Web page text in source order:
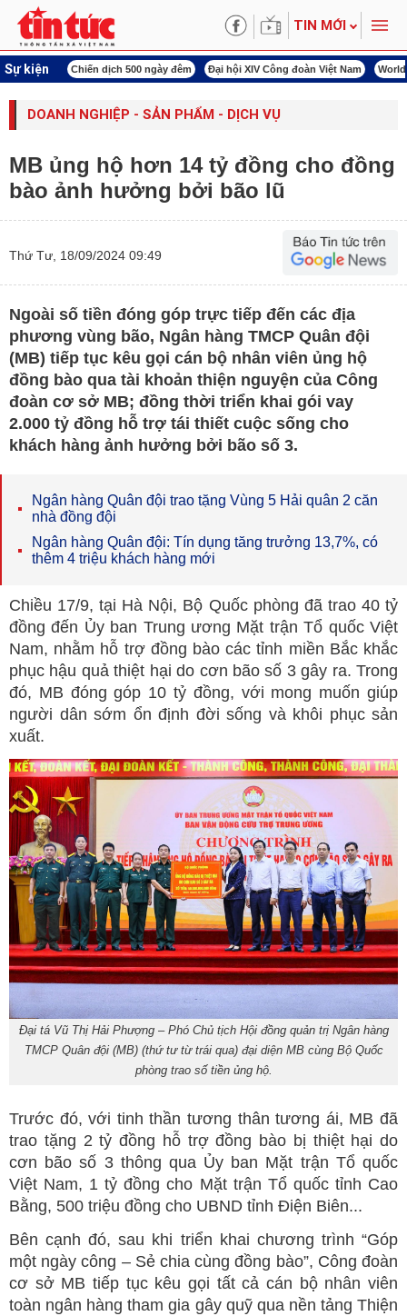
TIN MỚI
Sự kiện
mạng Chiến dịch 500 ngày đêm Đại hội XIV Công đoàn Việt Nam
DOANH NGHIỆP - SẢN PHẨM - DỊCH VỤ
MB ủng hộ hơn 14 tỷ đồng cho đồng
bào ảnh hưởng bởi bão lũ
Thứ Tư, 18/09/2024 09:49
Ngoài số tiền đóng góp trực tiếp đến các địa
phương vùng bão, Ngân hàng TMCP Quân đội
(MB) tiếp tục kêu gọi cán bộ nhân viên ủng hộ
đồng bào qua tài khoản thiện nguyện của Công
đoàn cơ sở MB; đồng thời triển khai gói vay
2.000 tỷ đồng hỗ trợ tái thiết cuộc sống cho
khách hàng ảnh hưởng bởi bão số 3.
Ngân hàng Quân đội trao tặng Vùng 5 Hải quân 2 căn
nhà đồng đội
Ngân hàng Quân đội: Tín dụng tăng trưởng 13,7%, có
thêm 4 triệu khách hàng mới
Chiều 17/9, tại Hà Nội, Bộ Quốc phòng đã trao 40 tỷ
đồng đến Ủy ban Trung ương Mặt trận Tổ quốc Việt
Nam, nhằm hỗ trợ đồng bào các tỉnh miền Bắc khắc
phục hậu quả thiệt hại do cơn bão số 3 gây ra. Trong
đó, MB đóng góp 10 tỷ đồng, với mong muốn giúp
người dân sớm ổn định đời sống và khôi phục sản
xuất.
Đại tá Vũ Thị Hải Phượng – Phó Chủ tịch Hội đồng quản trị Ngân hàng
TMCP Quân đội (MB) (thứ tư từ trái qua) đại diện MB cùng Bộ Quốc
phòng trao số tiền ủng hộ.
Trước đó, với tinh thần tương thân tương ái, MB đã
trao tặng 2 tỷ đồng hỗ trợ đồng bào bị thiệt hại do
cơn bão số 3 thông qua Ủy ban Mặt trận Tổ quốc
Việt Nam, 1 tỷ đồng cho Mặt trận Tổ quốc tỉnh Cao
Bằng, 500 triệu đồng cho UBND tỉnh Điện Biên...
Bên cạnh đó, sau khi triển khai chương trình “Góp
một ngày công – Sẻ chia cùng đồng bào”, Công đoàn
cơ sở MB tiếp tục kêu gọi tất cả cán bộ nhân viên
toàn ngân hàng tham gia gây quỹ qua nền tảng Thiện